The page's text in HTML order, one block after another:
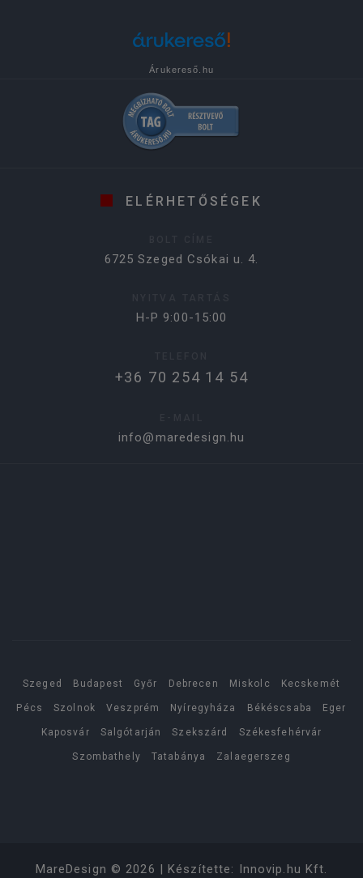
Árukereső.hu
ELÉRHETŐSÉGEK
6725 Szeged Csókai u. 4.
H-P 9:00-15:00
+36 70 254 14 54
info@maredesign.hu
Szeged Budapest Győr Debrecen Miskolc Kecskemét
Pécs Szolnok Veszprém Nyíregyháza Békéscsaba Eger
Kaposvár Salgótarján Szekszárd Székesfehérvár
Szombathely Tatabánya Zalaegerszeg
MareDesign ©2026 | Készítette: Innovip.hu Kft.